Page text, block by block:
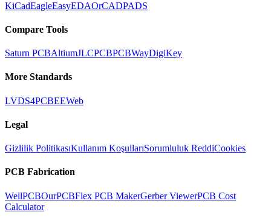
KiCadEagleEasyEDAOrCADPADS
Compare Tools
Saturn PCBAltiumJLCPCBPCBWayDigiKey
More Standards
LVDS4PCBEEWeb
Legal
Gizlilik PolitikasıKullanım KoşullarıSorumluluk ReddiCookies
PCB Fabrication
WellPCBOurPCBFlex PCB MakerGerber ViewerPCB Cost
Calculator